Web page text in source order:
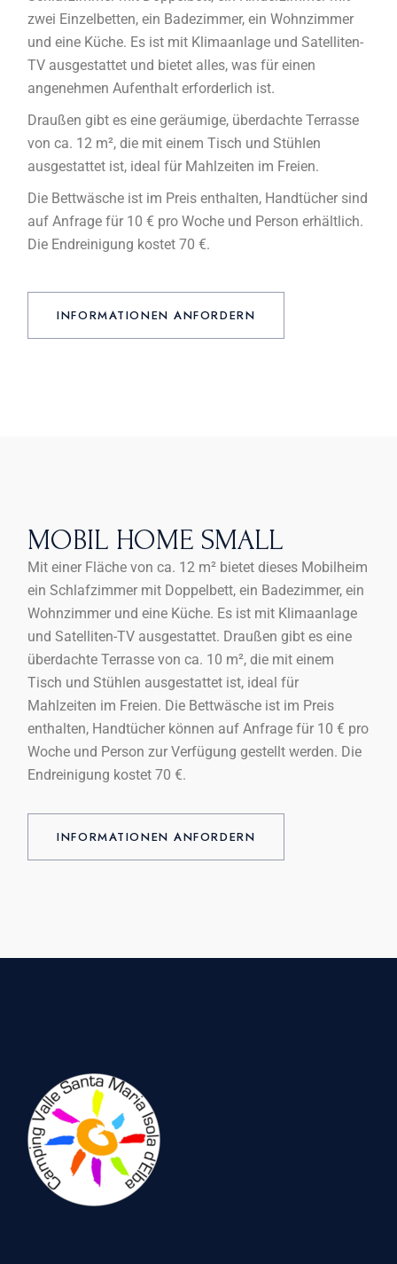
zwei Einzelbetten, ein Badezimmer, ein Wohnzimmer
und eine Küche. Es ist mit Klimaanlage und Satelliten-
TV ausgestattet und bietet alles, was für einen
angenehmen Aufenthalt erforderlich ist.
Draußen gibt es eine geräumige, überdachte Terrasse
von ca. 12 m², die mit einem Tisch und Stühlen
ausgestattet ist, ideal für Mahlzeiten im Freien.
Die Bettwäsche ist im Preis enthalten, Handtücher sind
auf Anfrage für 10 € pro Woche und Person erhältlich.
Die Endreinigung kostet 70 €.
INFORMATIONEN ANFORDERN
MOBIL HOME SMALL
Mit einer Fläche von ca. 12 m² bietet dieses Mobilheim
ein Schlafzimmer mit Doppelbett, ein Badezimmer, ein
Wohnzimmer und eine Küche. Es ist mit Klimaanlage
und Satelliten-TV ausgestattet. Draußen gibt es eine
überdachte Terrasse von ca. 10 m², die mit einem
Tisch und Stühlen ausgestattet ist, ideal für
Mahlzeiten im Freien. Die Bettwäsche ist im Preis
enthalten, Handtücher können auf Anfrage für 10 € pro
Woche und Person zur Verfügung gestellt werden. Die
Endreinigung kostet 70 €.
INFORMATIONEN ANFORDERN